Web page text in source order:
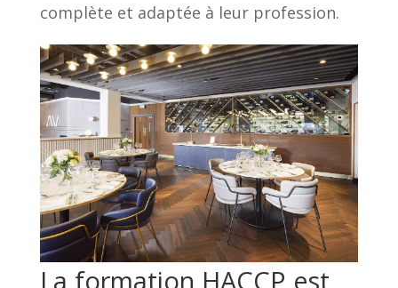
complète et adaptée à leur profession.
La formation HACCP est